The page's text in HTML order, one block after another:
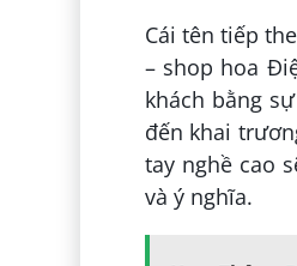
Cái tên tiếp
– shop hoa
khách bằng
đến khai
tay nghề cao
và ý nghĩa.